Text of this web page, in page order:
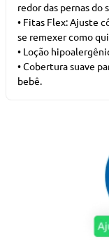
redor das pernas do
• Fitas Flex: Ajuste
se remexer como
• Loção
• Cobertura suave
bebê.